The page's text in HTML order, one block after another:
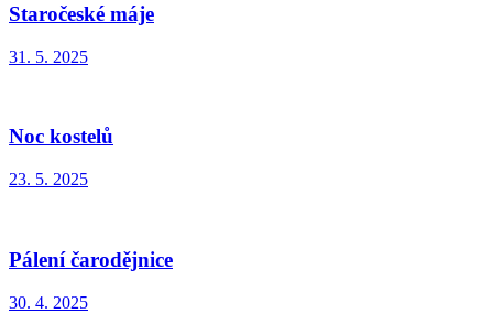
Staročeské máje
31. 5. 2025
Noc kostelů
23. 5. 2025
Pálení čarodějnice
30. 4. 2025